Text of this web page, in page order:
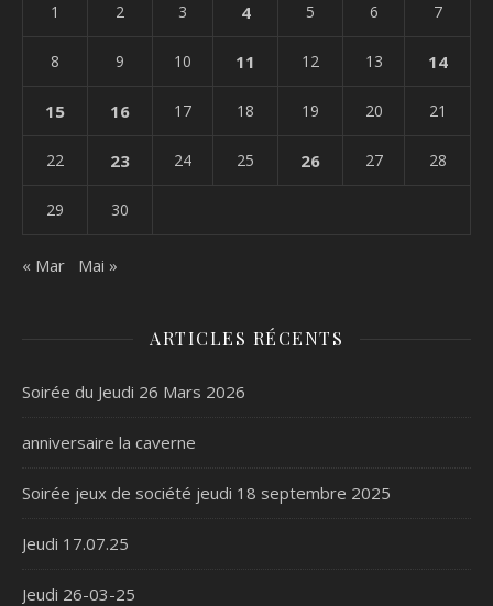
1 2 3 4 5 6 7
8 9 10 11 12 13 14
15 16 17 18 19 20 21
22 23 24 25 26 27 28
29 30
« Mar Mai »
ARTICLES RÉCENTS
Soirée du Jeudi 26 Mars 2026
anniversaire la caverne
Soirée jeux de société jeudi 18 septembre 2025
Jeudi 17.07.25
Jeudi 26-03-25